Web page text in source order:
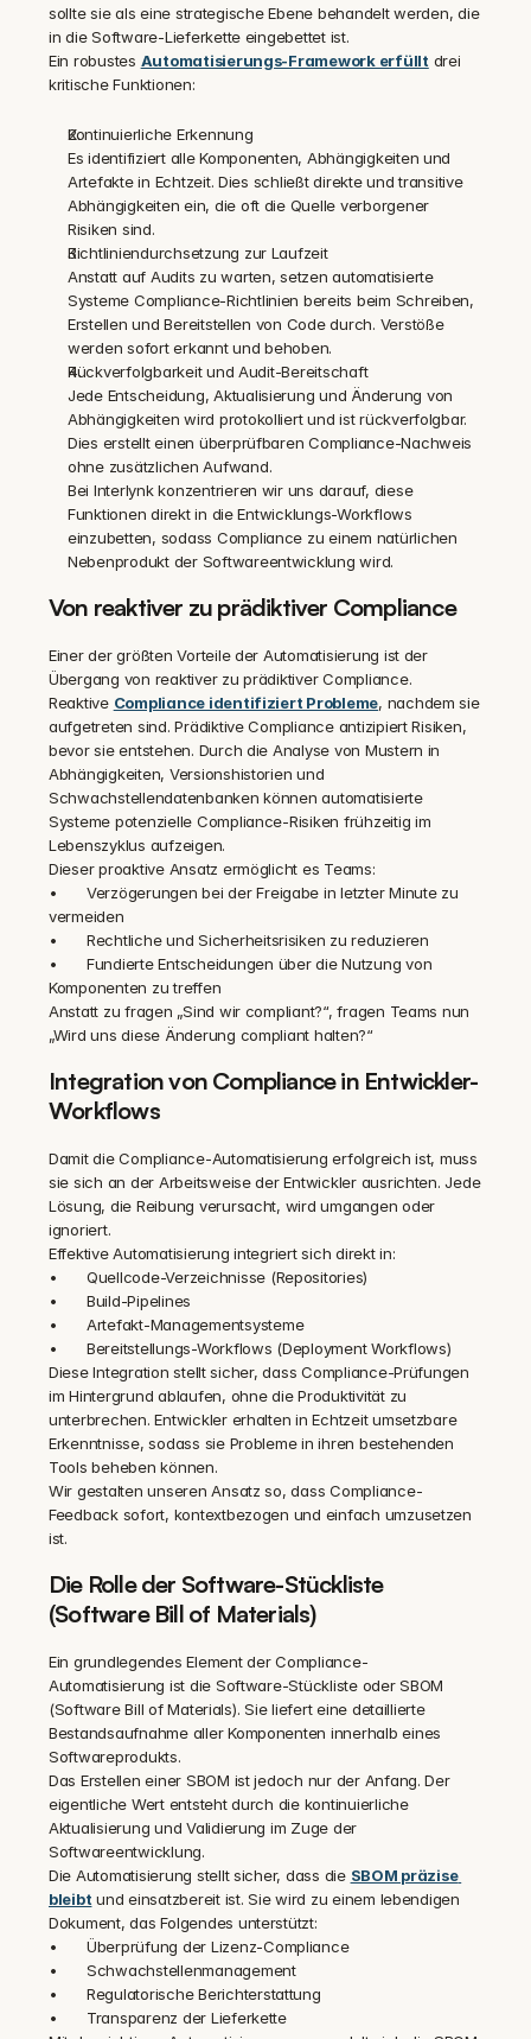
sollte sie als eine strategische Ebene behandelt werden, die
in die Software-Lieferkette eingebettet ist.
Ein robustes Automatisierungs-Framework erfüllt drei
kritische Funktionen:
Kontinuierliche Erkennung
Es identifiziert alle Komponenten, Abhängigkeiten und
Artefakte in Echtzeit. Dies schließt direkte und transitive
Abhängigkeiten ein, die oft die Quelle verborgener
Risiken sind.
Richtliniendurchsetzung zur Laufzeit
Anstatt auf Audits zu warten, setzen automatisierte
Systeme Compliance-Richtlinien bereits beim Schreiben,
Erstellen und Bereitstellen von Code durch. Verstöße
werden sofort erkannt und behoben.
Rückverfolgbarkeit und Audit-Bereitschaft
Jede Entscheidung, Aktualisierung und Änderung von
Abhängigkeiten wird protokolliert und ist rückverfolgbar.
Dies erstellt einen überprüfbaren Compliance-Nachweis
ohne zusätzlichen Aufwand.
Bei Interlynk konzentrieren wir uns darauf, diese
Funktionen direkt in die Entwicklungs-Workflows
einzubetten, sodass Compliance zu einem natürlichen
Nebenprodukt der Softwareentwicklung wird.
Von reaktiver zu prädiktiver Compliance
Einer der größten Vorteile der Automatisierung ist der
Übergang von reaktiver zu prädiktiver Compliance.
Reaktive Compliance identifiziert Probleme, nachdem sie
aufgetreten sind. Prädiktive Compliance antizipiert Risiken,
bevor sie entstehen. Durch die Analyse von Mustern in
Abhängigkeiten, Versionshistorien und
Schwachstellendatenbanken können automatisierte
Systeme potenzielle Compliance-Risiken frühzeitig im
Lebenszyklus aufzeigen.
Dieser proaktive Ansatz ermöglicht es Teams:
•	Verzögerungen bei der Freigabe in letzter Minute zu
vermeiden
•	Rechtliche und Sicherheitsrisiken zu reduzieren
•	Fundierte Entscheidungen über die Nutzung von
Komponenten zu treffen
Anstatt zu fragen „Sind wir compliant?“, fragen Teams nun
„Wird uns diese Änderung compliant halten?“
Integration von Compliance in Entwickler-
Workflows
Damit die Compliance-Automatisierung erfolgreich ist, muss
sie sich an der Arbeitsweise der Entwickler ausrichten. Jede
Lösung, die Reibung verursacht, wird umgangen oder
ignoriert.
Effektive Automatisierung integriert sich direkt in:
•	Quellcode-Verzeichnisse (Repositories)
•	Build-Pipelines
•	Artefakt-Managementsysteme
•	Bereitstellungs-Workflows (Deployment Workflows)
Diese Integration stellt sicher, dass Compliance-Prüfungen
im Hintergrund ablaufen, ohne die Produktivität zu
unterbrechen. Entwickler erhalten in Echtzeit umsetzbare
Erkenntnisse, sodass sie Probleme in ihren bestehenden
Tools beheben können.
Wir gestalten unseren Ansatz so, dass Compliance-
Feedback sofort, kontextbezogen und einfach umzusetzen
ist.
Die Rolle der Software-Stückliste
(Software Bill of Materials)
Ein grundlegendes Element der Compliance-
Automatisierung ist die Software-Stückliste oder SBOM
(Software Bill of Materials). Sie liefert eine detaillierte
Bestandsaufnahme aller Komponenten innerhalb eines
Softwareprodukts.
Das Erstellen einer SBOM ist jedoch nur der Anfang. Der
eigentliche Wert entsteht durch die kontinuierliche
Aktualisierung und Validierung im Zuge der
Softwareentwicklung.
Die Automatisierung stellt sicher, dass die SBOM präzise
bleibt und einsatzbereit ist. Sie wird zu einem lebendigen
Dokument, das Folgendes unterstützt:
•	Überprüfung der Lizenz-Compliance
•	Schwachstellenmanagement
•	Regulatorische Berichterstattung
•	Transparenz der Lieferkette